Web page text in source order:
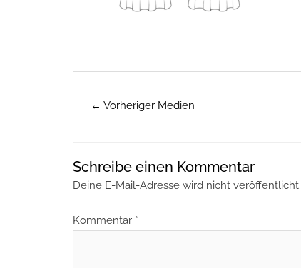
← Vorheriger Medien
Schreibe einen Kommentar
Deine E-Mail-Adresse wird nicht veröffentlicht.
Kommentar *